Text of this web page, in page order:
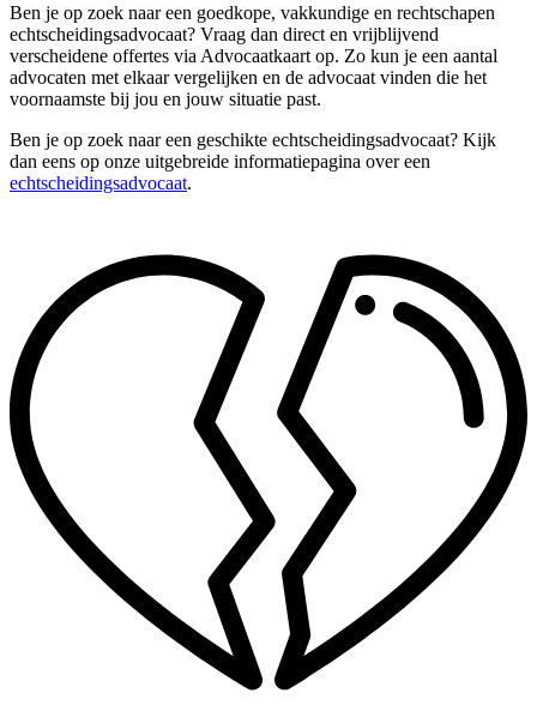
Ben je op zoek naar een goedkope, vakkundige en rechtschapen
echtscheidingsadvocaat? Vraag dan direct en vrijblijvend
verscheidene offertes via Advocaatkaart op. Zo kun je een aantal
advocaten met elkaar vergelijken en de advocaat vinden die het
voornaamste bij jou en jouw situatie past.
Ben je op zoek naar een geschikte echtscheidingsadvocaat? Kijk
dan eens op onze uitgebreide informatiepagina over een
echtscheidingsadvocaat.